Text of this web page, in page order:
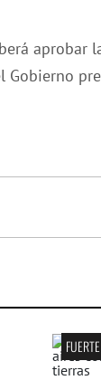
aprobar
Gobierno